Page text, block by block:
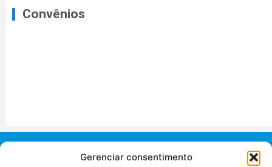
Gerenciar consentimento
Convênios